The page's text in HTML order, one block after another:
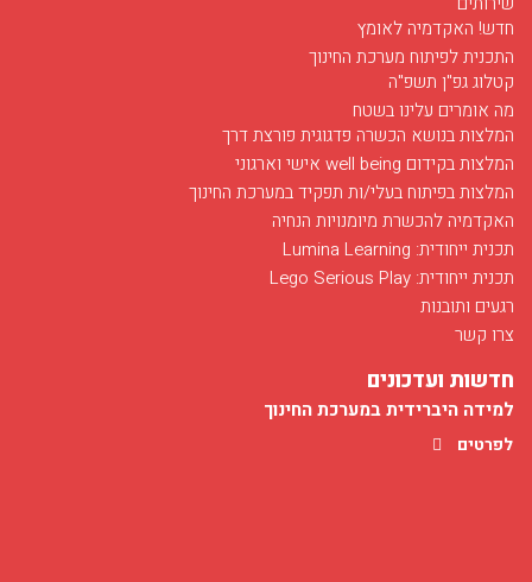
חדש! האקדמיה לאומץ
התכנית לפיתוח מערכת החינוך
קטלוג גפ"ן תשפ"ה
מה אומרים עלינו בשטח
המלצות בנושא הכשרה פדגוגית פורצת דרך
המלצות בקידום well being אישי וארגוני
המלצות בפיתוח בעלי/ות תפקיד במערכת החינוך
האקדמיה להכשרת מיומנויות הנחיה
תכנית ייחודית: Lumina Learning
תכנית ייחודית: Lego Serious Play
רגעים ותובנות
צרו קשר
חדשות ועדכונים
חודש מאי בסימן רפואה
03/12/2017
חודש מאי בפלג מוקדש לפרויקט הנחיה של מועמדים ללימודי רפואה...
לפרטים
למידה היברידית במערכת החינוך
לפרטים